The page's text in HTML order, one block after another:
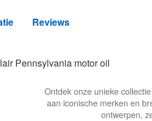
Pennsylvania motor oil
Ontdek onze unieke
aan iconische merken en
ontwerpen,
Reviews